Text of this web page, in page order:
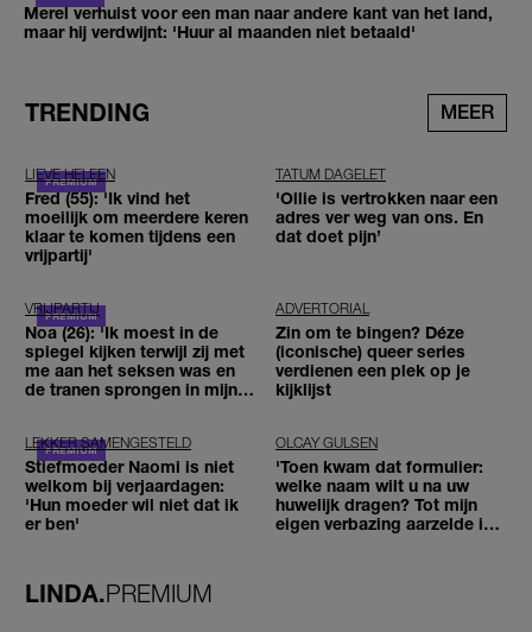
Merel verhuist voor een man naar andere kant van het land,
maar hij verdwijnt: 'Huur al maanden niet betaald'
TRENDING MEER
LIEVE HELEEN
Fred (55): 'Ik vind het
moeilijk om meerdere keren
klaar te komen tijdens een
vrijpartij'
TATUM DAGELET
'Ollie is vertrokken naar een
adres ver weg van ons. En
dat doet pijn’
VRIJPARTIJ
Noa (26): 'Ik moest in de
spiegel kijken terwijl zij met
me aan het seksen was en
de tranen sprongen in mijn
ADVERTORIAL
Zin om te bingen? Déze
(iconische) queer series
verdienen een plek op je
kijklijst
LEKKER SAMENGESTELD
Stiefmoeder Naomi is niet
welkom bij verjaardagen:
'Hun moeder wil niet dat ik
er ben'
OLCAY GULSEN
'Toen kwam dat formulier:
welke naam wilt u na uw
huwelijk dragen? Tot mijn
eigen verbazing aarzelde ik
LINDA.PREMIUM